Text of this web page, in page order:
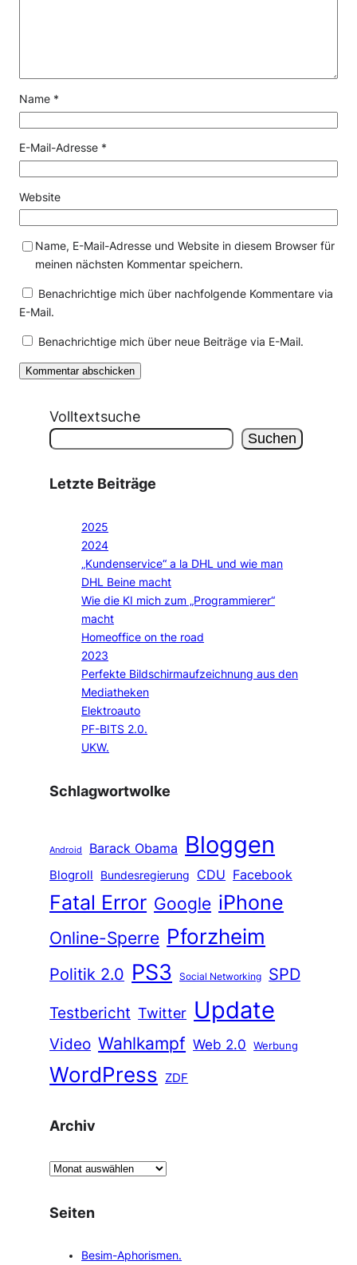
Name *
E-Mail-Adresse *
Website
Name, E-Mail-Adresse und Website in diesem Browser für
meinen nächsten Kommentar speichern.
Benachrichtige mich über nachfolgende Kommentare via
E-Mail.
Benachrichtige mich über neue Beiträge via E-Mail.
Volltextsuche
Suchen
Letzte Beiträge
2025
2024
„Kundenservice“ a la DHL und wie man
DHL Beine macht
Wie die KI mich zum „Programmierer“
macht
Homeoffice on the road
2023
Perfekte Bildschirmaufzeichnung aus den
Mediatheken
Elektroauto
PF-BITS 2.0.
UKW.
Schlagwortwolke
Android Barack Obama Bloggen
Blogroll Bundesregierung CDU Facebook
Fatal Error Google iPhone
Online-Sperre Pforzheim
Politik 2.0 PS3 Social Networking
SPD
Testbericht Twitter Update
Video Wahlkampf Web 2.0 Werbung
WordPress ZDF
Archiv
A
c
h
Seiten
Besim-Aphorismen.